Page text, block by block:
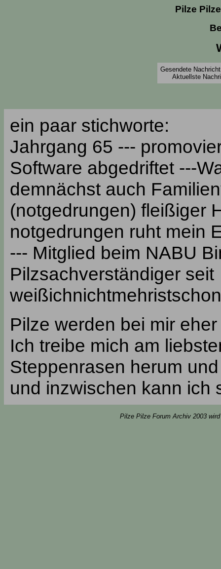
Pilze
Gesendete
Aktuellste
ein paar stichworte:
Jahrgang 65 ---
Software abgedriftet ---
demnächst auch
(notgedrungen) fleißiger
notgedrungen ruht mein
--- Mitglied beim NABU
Pilzsachverständiger seit
Pilze werden bei mir
Ich treibe mich am
Steppenrasen herum
und inzwischen kann ich
Pilze Pilze Forum Archiv 2003